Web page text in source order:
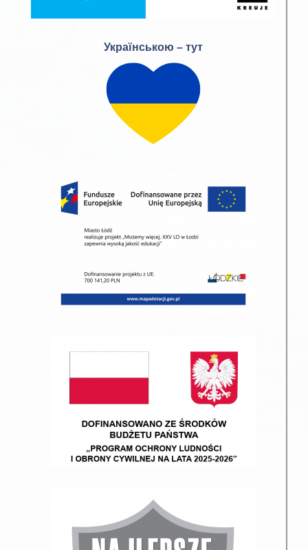
Українською – тут